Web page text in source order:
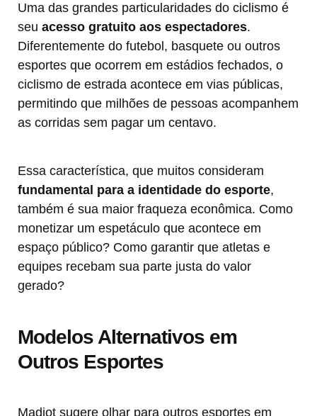
Uma das grandes particularidades do ciclismo é
seu acesso gratuito aos espectadores.
Diferentemente do futebol, basquete ou outros
esportes que ocorrem em estádios fechados, o
ciclismo de estrada acontece em vias públicas,
permitindo que milhões de pessoas acompanhem
as corridas sem pagar um centavo.
Essa característica, que muitos consideram
fundamental para a identidade do esporte,
também é sua maior fraqueza econômica. Como
monetizar um espetáculo que acontece em
espaço público? Como garantir que atletas e
equipes recebam sua parte justa do valor
gerado?
Modelos Alternativos em
Outros Esportes
Madiot sugere olhar para outros esportes em